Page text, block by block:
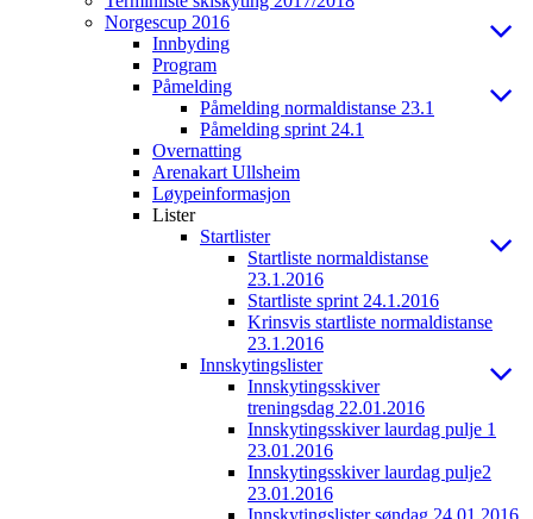
Norgescup 2016
Innbyding
Program
Påmelding
Påmelding normaldistanse 23.1
Påmelding sprint 24.1
Overnatting
Arenakart Ullsheim
Løypeinformasjon
Lister
Startlister
Startliste normaldistanse
23.1.2016
Startliste sprint 24.1.2016
Krinsvis startliste normaldistanse
23.1.2016
Innskytingslister
Innskytingsskiver
treningsdag 22.01.2016
Innskytingsskiver laurdag pulje 1
23.01.2016
Innskytingsskiver laurdag pulje2
23.01.2016
Innskytingslister søndag 24.01.2016